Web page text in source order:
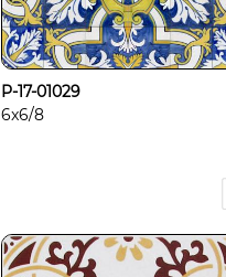
P-17-01029
6x6/8